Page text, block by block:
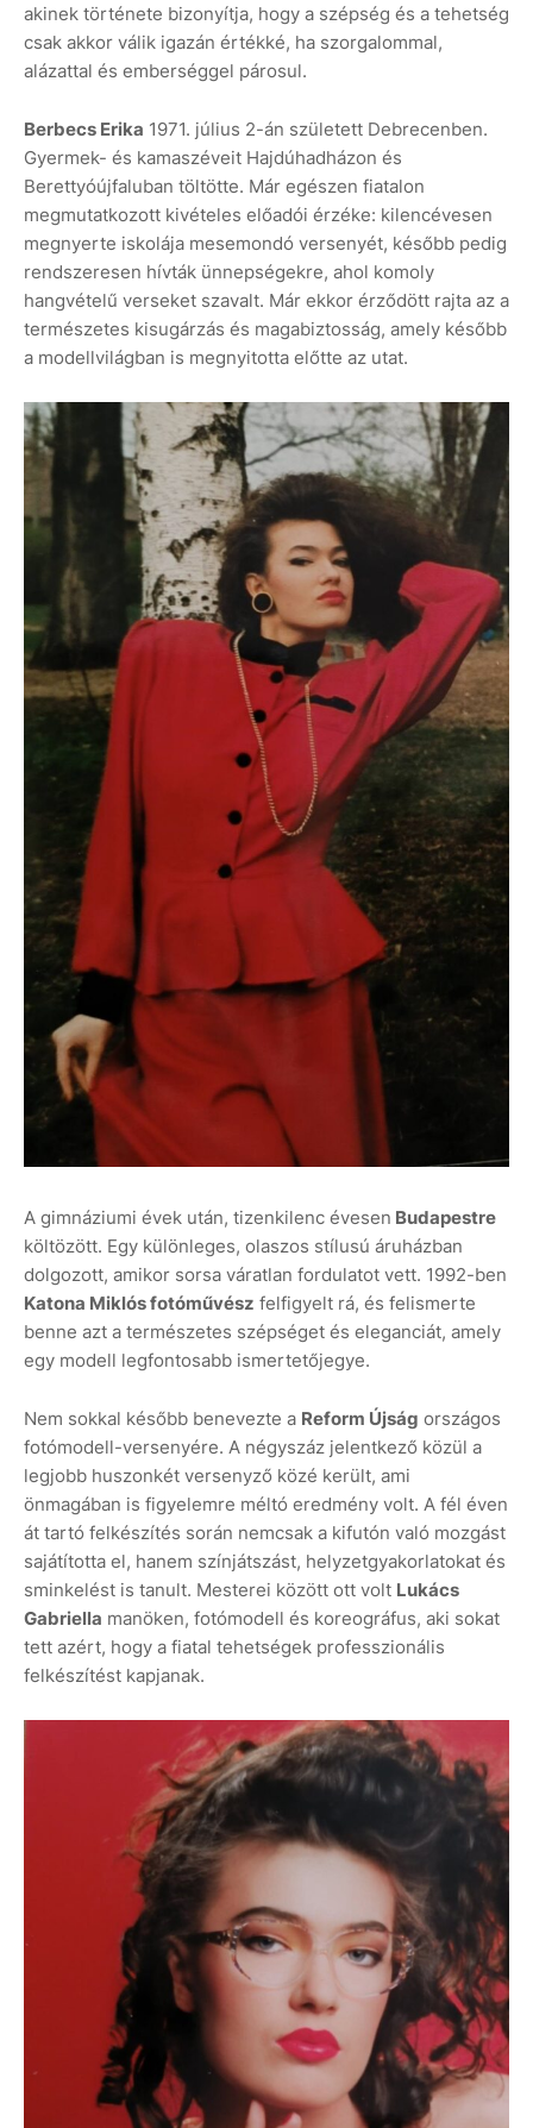
akinek története bizonyítja, hogy a szépség és a tehetség
csak akkor válik igazán értékké, ha szorgalommal,
alázattal és emberséggel párosul.
Berbecs Erika 1971. július 2-án született Debrecenben.
Gyermek- és kamaszéveit Hajdúhadházon és
Berettyóújfaluban töltötte. Már egészen fiatalon
megmutatkozott kivételes előadói érzéke: kilencévesen
megnyerte iskolája mesemondó versenyét, később pedig
rendszeresen hívták ünnepségekre, ahol komoly
hangvételű verseket szavalt. Már ekkor érződött rajta az a
természetes kisugárzás és magabiztosság, amely később
a modellvilágban is megnyitotta előtte az utat.
A gimnáziumi évek után, tizenkilenc évesen Budapestre
költözött. Egy különleges, olaszos stílusú áruházban
dolgozott, amikor sorsa váratlan fordulatot vett. 1992-ben
Katona Miklós fotóművész felfigyelt rá, és felismerte
benne azt a természetes szépséget és eleganciát, amely
egy modell legfontosabb ismertetőjegye.
Nem sokkal később benevezte a Reform Újság országos
fotómodell-versenyére. A négyszáz jelentkező közül a
legjobb huszonkét versenyző közé került, ami
önmagában is figyelemre méltó eredmény volt. A fél éven
át tartó felkészítés során nemcsak a kifutón való mozgást
sajátította el, hanem színjátszást, helyzetgyakorlatokat és
sminkelést is tanult. Mesterei között ott volt Lukács
Gabriella manöken, fotómodell és koreográfus, aki sokat
tett azért, hogy a fiatal tehetségek professzionális
felkészítést kapjanak.